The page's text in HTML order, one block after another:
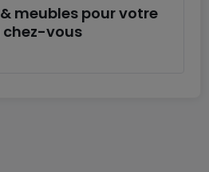
meubles pour votre
vous